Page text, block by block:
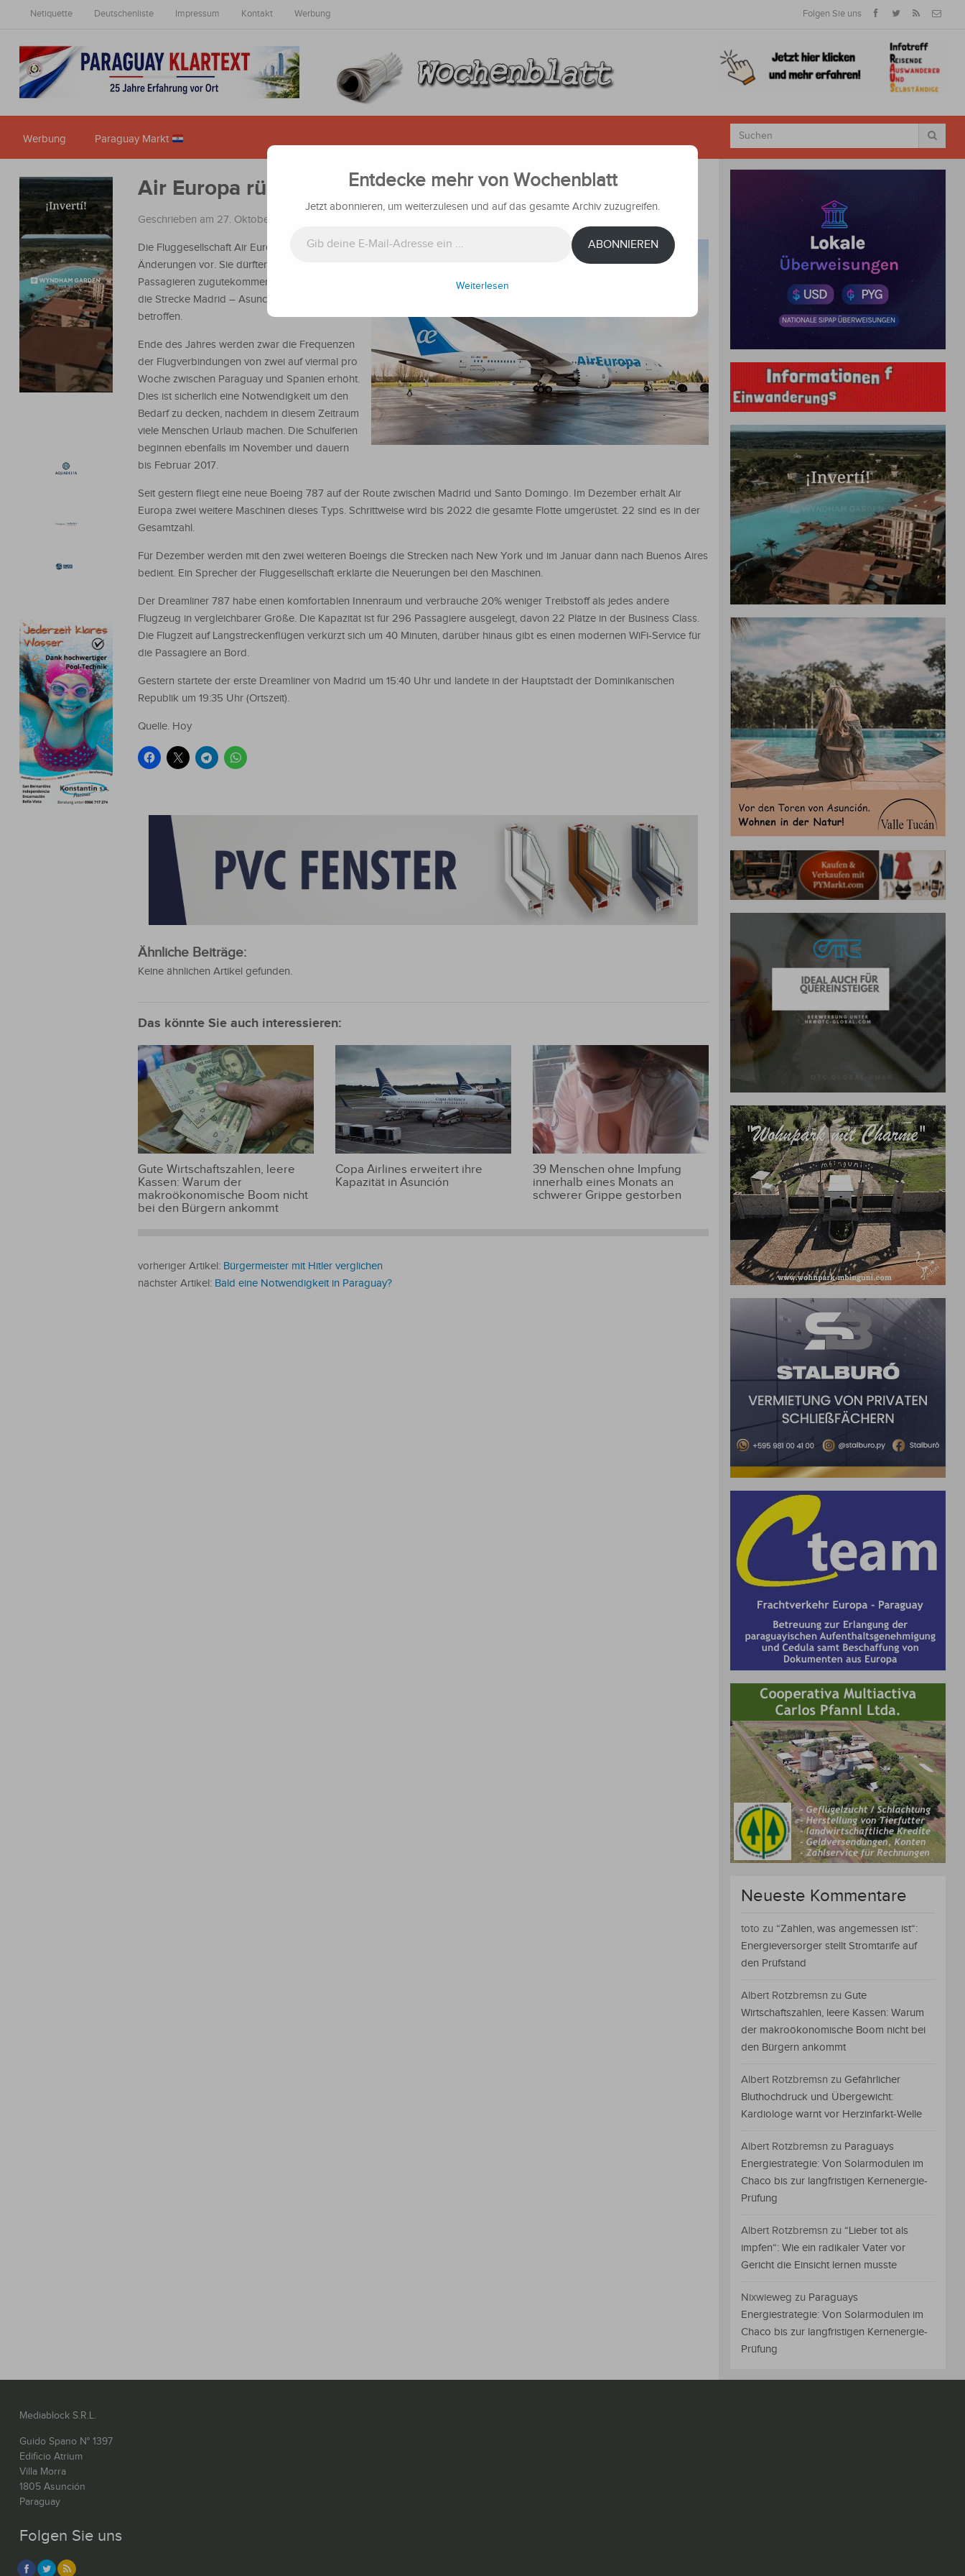
Netiquette Deutschenliste Impressum Kontakt Werbung Folgen Sie uns
Werbung Paraguay Markt
Air Europa rüstet um
Geschrieben am 27. Oktober 2016
Die Fluggesellschaft Air Europa nimmt einige
Änderungen vor. Sie dürften ebenfalls den
Passagieren zugutekommen. Vorerst ist aber
die Strecke Madrid – Asunción noch nicht
betroffen.
Ende des Jahres werden zwar die Frequenzen
der Flugverbindungen von zwei auf viermal pro
Woche zwischen Paraguay und Spanien erhöht.
Dies ist sicherlich eine Notwendigkeit um den
Bedarf zu decken, nachdem in diesem Zeitraum
viele Menschen Urlaub machen. Die Schulferien
beginnen ebenfalls im November und dauern
bis Februar 2017.
Seit gestern fliegt eine neue Boeing 787 auf der Route zwischen Madrid und Santo Domingo. Im Dezember erhält Air
Europa zwei weitere Maschinen dieses Typs. Schrittweise wird bis 2022 die gesamte Flotte umgerüstet. 22 sind es in der
Gesamtzahl.
Für Dezember werden mit den zwei weiteren Boeings die Strecken nach New York und im Januar dann nach Buenos Aires
bedient. Ein Sprecher der Fluggesellschaft erklärte die Neuerungen bei den Maschinen.
Der Dreamliner 787 habe einen komfortablen Innenraum und verbrauche 20% weniger Treibstoff als jedes andere
Flugzeug in vergleichbarer Größe. Die Kapazität ist für 296 Passagiere ausgelegt, davon 22 Plätze in der Business Class.
Die Flugzeit auf Langstreckenflügen verkürzt sich um 40 Minuten, darüber hinaus gibt es einen modernen WiFi-Service für
die Passagiere an Bord.
Gestern startete der erste Dreamliner von Madrid um 15:40 Uhr und landete in der Hauptstadt der Dominikanischen
Republik um 19:35 Uhr (Ortszeit).
Quelle. Hoy
Ähnliche Beiträge:
Keine ähnlichen Artikel gefunden.
Das könnte Sie auch interessieren:
Gute Wirtschaftszahlen, leere
Kassen: Warum der
makroökonomische Boom nicht
bei den Bürgern ankommt
Copa Airlines erweitert ihre
Kapazität in Asunción
39 Menschen ohne Impfung
innerhalb eines Monats an
schwerer Grippe gestorben
vorheriger Artikel: Bürgermeister mit Hitler verglichen
nächster Artikel: Bald eine Notwendigkeit in Paraguay?
Neueste Kommentare
toto zu “Zahlen, was angemessen ist“:
Energieversorger stellt Stromtarife auf
den Prüfstand
Albert Rotzbremsn zu Gute
Wirtschaftszahlen, leere Kassen: Warum
der makroökonomische Boom nicht bei
den Bürgern ankommt
Albert Rotzbremsn zu Gefährlicher
Bluthochdruck und Übergewicht:
Kardiologe warnt vor Herzinfarkt-Welle
Albert Rotzbremsn zu Paraguays
Energiestrategie: Von Solarmodulen im
Chaco bis zur langfristigen Kernenergie-
Prüfung
Albert Rotzbremsn zu “Lieber tot als
impfen“: Wie ein radikaler Vater vor
Gericht die Einsicht lernen musste
Nixwieweg zu Paraguays
Energiestrategie: Von Solarmodulen im
Chaco bis zur langfristigen Kernenergie-
Prüfung
Mediablock S.R.L.
Guido Spano N° 1397
Edificio Atrium
Villa Morra
1805 Asunción
Paraguay
Folgen Sie uns
Entdecke mehr von Wochenblatt
Jetzt abonnieren, um weiterzulesen und auf das gesamte Archiv zuzugreifen.
ABONNIEREN
Weiterlesen